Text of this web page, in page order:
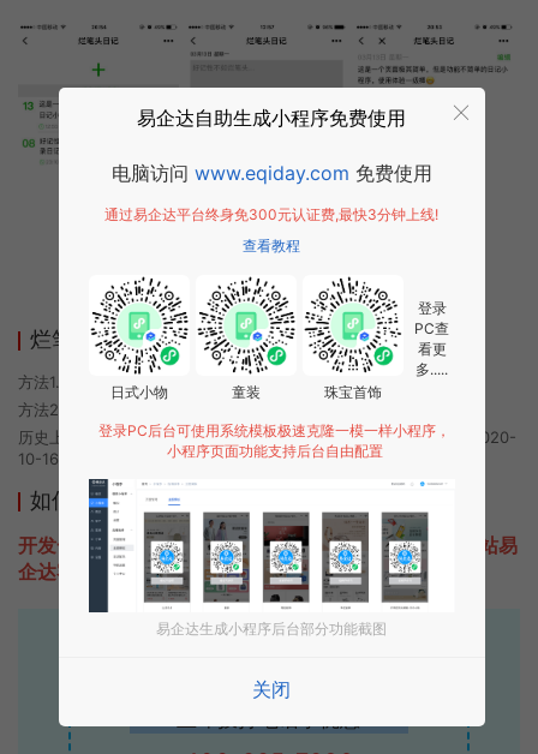
烂笔头日记小程序使用方法
方法1. 使用微信扫描本页面上方二维码进入烂笔头日记的小程序
方法2. 在微信中搜索“烂笔头日记”即可进入小程序
历史上的今时小程序由烂笔头日记团队开发，易企达小程序商店于2020-
10-16 08:11发布
如何开发类似烂笔头日记的小程序
开发一款类似烂笔头日记的小程序不难，只需要咨询本站易
企达客服即可为您定制开发，免费提供报价。
专业小程序、公众号H5 APP等软件开发
易企达自助生成小程序免费使用
电脑访问 www.eqiday.com 免费使用
通过易企达平台终身免300元认证费,最快3分钟上线!
查看教程
日式小物 童装 珠宝首饰
登录
PC查
看更
多.....
登录PC后台可使用系统模板极速克隆一模一样小程序，
小程序页面功能支持后台自由配置
易企达生成小程序后台部分功能截图
关闭